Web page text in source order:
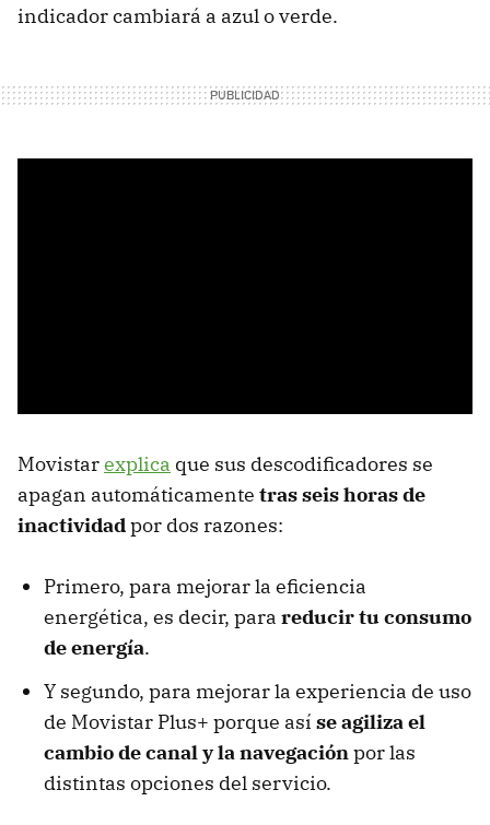
indicador cambiará a azul o verde.
Movistarexplica que sus descodificadores se
apagan automáticamente tras seis horas de
inactividadpor dos razones:
Primero, para mejorar la eficiencia
energética, es decir, para reducir tu consumo
de energía.
Y segundo, para mejorar la experiencia de uso
de Movistar Plus+ porque así se agiliza el
cambio de canal y la navegaciónpor las
distintas opciones del servicio.